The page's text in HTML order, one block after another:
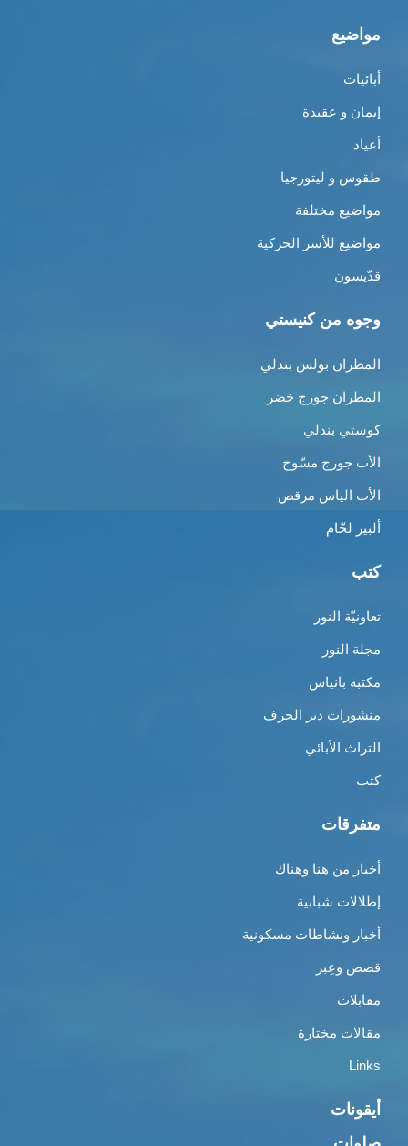
مواضيع
أبائيات
إيمان و عقيدة
أعياد
طقوس و ليتورجيا
مواضيع مختلفة
مواضيع للأسر الحركية
قدّيسون
وجوه من كنيستي
المطران بولس بندلي
المطران جورج خضر
كوستي بندلي
الأب جورج مسّوح
الأب الياس مرقص
ألبير لحّام
كتب
تعاونيّة النور
مجلة النور
مكتبة بانياس
منشورات دير الحرف
التراث الأبائي
كتب
متفرقات
أخبار من هنا وهناك
إطلالات شبابية
أخبار ونشاطات مسكونية
قصص وعِبر
مقابلات
مقالات مختارة
Links
أيقونات